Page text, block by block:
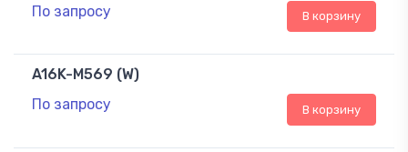
По запросу
В корзину
A16K-M569 (W)
По запросу
В корзину